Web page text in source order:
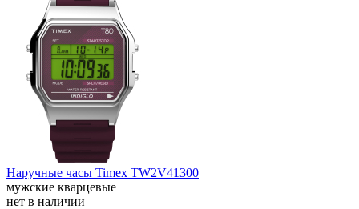
Наручные часы Timex TW2V41300
мужские кварцевые
нет в наличии